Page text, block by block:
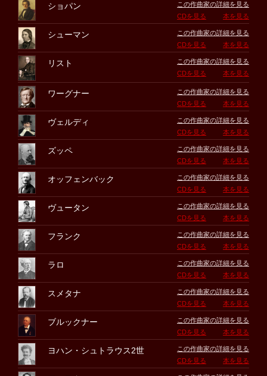
ショパン
この作曲家の詳細を見る
CDを見る
本を見る
シューマン
この作曲家の詳細を見る
CDを見る
本を見る
リスト
この作曲家の詳細を見る
CDを見る
本を見る
ワーグナー
この作曲家の詳細を見る
CDを見る
本を見る
ヴェルディ
この作曲家の詳細を見る
CDを見る
本を見る
ズッペ
この作曲家の詳細を見る
CDを見る
本を見る
オッフェンバック
この作曲家の詳細を見る
CDを見る
本を見る
ヴュータン
この作曲家の詳細を見る
CDを見る
本を見る
フランク
この作曲家の詳細を見る
CDを見る
本を見る
ラロ
この作曲家の詳細を見る
CDを見る
本を見る
スメタナ
この作曲家の詳細を見る
CDを見る
本を見る
ブルックナー
この作曲家の詳細を見る
CDを見る
本を見る
ヨハン・シュトラウス2世
この作曲家の詳細を見る
CDを見る
本を見る